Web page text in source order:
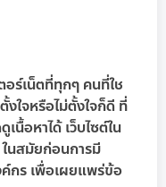
อร์เน็ตที่ทุกๆ คนที่ใช
งใจหรือไม่ตั้งใจก็ดี ที่
นื้อหาได้ เว็บไซต์ใน
นสมัยก่อนการมี
ค์กร เพื่อเผยแพร่ข้อ